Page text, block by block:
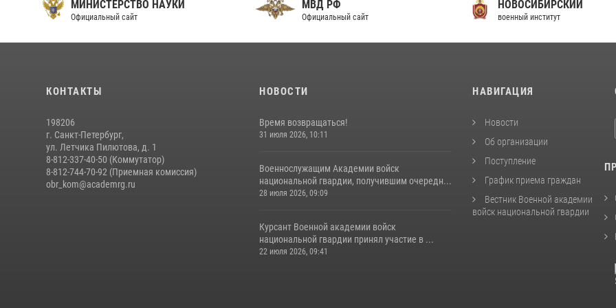
МИНИСТЕРСТВО НАУКИ
Официальный сайт
МВД РФ
Официальный сайт
НОВОСИБИРСКИЙ
военный институт
КОНТАКТЫ
198206
г. Санкт-Петербург,
ул. Летчика Пилютова, д. 1
8-812-337-40-50 (Коммутатор)
8-812-744-70-92 (Приемная комиссия)
obr_kom@academrg.ru
НОВОСТИ
Время возвращаться!
31 июля 2026, 10:11
Военнослужащим Академии войск
национальной гвардии, получившим очередн...
28 июля 2026, 09:09
Курсант Военной академии войск
национальной гвардии принял участие в ...
22 июля 2026, 09:41
НАВИГАЦИЯ
Новости
Об организации
Поступление
График приема граждан
Вестник Военной академии
войск национальной гвардии